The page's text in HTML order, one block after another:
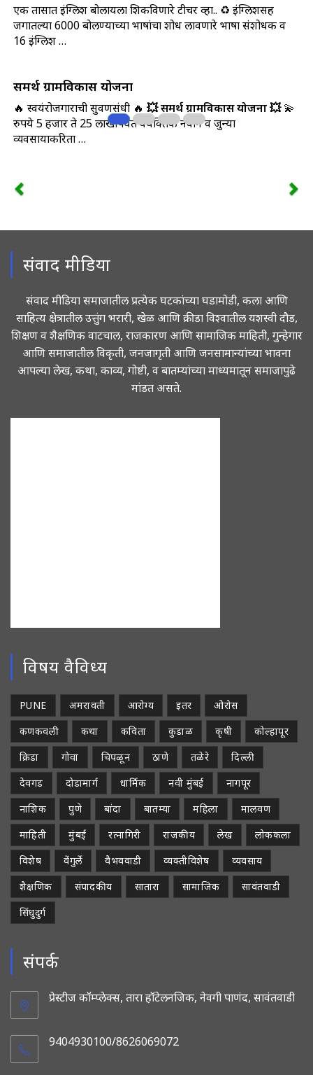
एक तासात इंग्लिश बोलायला शिकविणारे टीचर व्हा.. ♻️ इंग्लिशसह
जगातल्या 6000 बोलण्याच्या भाषांचा शोध लावणारे भाषा संशोधक व
16 इंग्लिश …
समर्थ ग्रामविकास योजना
🔥 स्वयंरोजगाराची सुवर्णसंधी 🔥 💥 समर्थ ग्रामविकास योजना 💥💫
रुपये 5 हजार ते 25 लाखापर्यंत वैयक्तिक नवीन व जुन्या
व्यवसायाकरिता …
संवाद मीडिया
संवाद मीडिया समाजातील प्रत्येक घटकांच्या घडामोडी, कला आणि
साहित्य क्षेत्रातील उत्तुंग भरारी, खेळ आणि क्रीडा विश्वातील यशस्वी दौड,
शिक्षण व शैक्षणिक वाटचाल, राजकारण आणि सामाजिक माहिती, गुन्हेगार
आणि समाजातील विकृती, जनजागृती आणि जनसामान्यांच्या भावना
आपल्या लेख, कथा, काव्य, गोष्टी, व बातम्यांच्या माध्यमातून समाजापुढे
मांडत असते.
विषय वैविध्य
PUNE अमरावती आरोग्य इतर
ओरोस
कणकवली
कथा कविता कुडाळ कृषी
कोल्हापूर
क्रिडा
गोवा चिपळून ठाणे तळेरे
दिल्ली
देवगड
दोडामार्ग धार्मिक नवी मुंबई
नागपूर
नाशिक
पुणे बांदा बातम्या महिला
मालवण
माहिती
मुंबई रत्नागिरी राजकीय लेख
लोककला
विशेष
वेंगुर्ले वैभववाडी व्यक्तीविशेष
व्यवसाय
शैक्षणिक
संपादकीय सातारा सामाजिक
सावंतवाडी
सिंधुदुर्ग
संपर्क
प्रेस्टीज कॉम्प्लेक्स, तारा हॉटेलनजिक, नेवगी पाणंद, सावंतवाडी
9404930100/8626069072